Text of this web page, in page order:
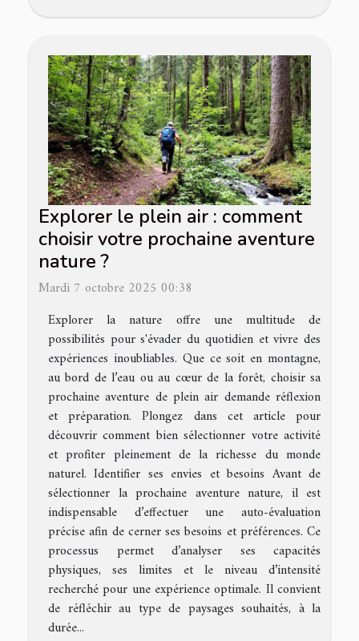
Explorer le plein air : comment
choisir votre prochaine aventure
nature ?
Mardi 7 octobre 2025 00:38
Explorer la nature offre une multitude de
possibilités pour s'évader du quotidien et vivre des
expériences inoubliables. Que ce soit en montagne,
au bord de l’eau ou au cœur de la forêt, choisir sa
prochaine aventure de plein air demande réflexion
et préparation. Plongez dans cet article pour
découvrir comment bien sélectionner votre activité
et profiter pleinement de la richesse du monde
naturel. Identifier ses envies et besoins Avant de
sélectionner la prochaine aventure nature, il est
indispensable d’effectuer une auto-évaluation
précise afin de cerner ses besoins et préférences. Ce
processus permet d’analyser ses capacités
physiques, ses limites et le niveau d’intensité
recherché pour une expérience optimale. Il convient
de réfléchir au type de paysages souhaités, à la
durée...